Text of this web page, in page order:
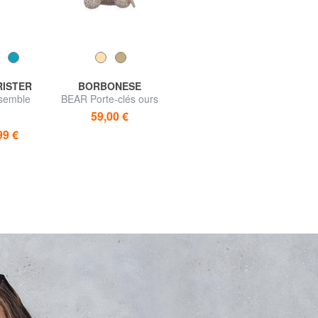
+
€
BORBONESE
BEAR Porte-clés ours
59,00 €